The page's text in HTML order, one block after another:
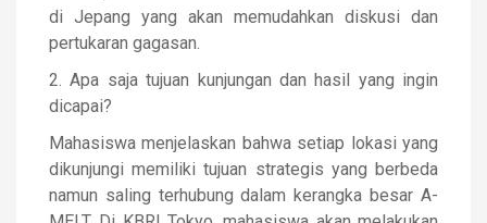
di Jepang yang akan memudahkan diskusi dan
pertukaran gagasan.
2. Apa saja tujuan kunjungan dan hasil yang ingin
dicapai?
Mahasiswa menjelaskan bahwa setiap lokasi yang
dikunjungi memiliki tujuan strategis yang berbeda
namun saling terhubung dalam kerangka besar A-